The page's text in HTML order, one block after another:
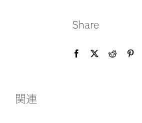
Share
関連